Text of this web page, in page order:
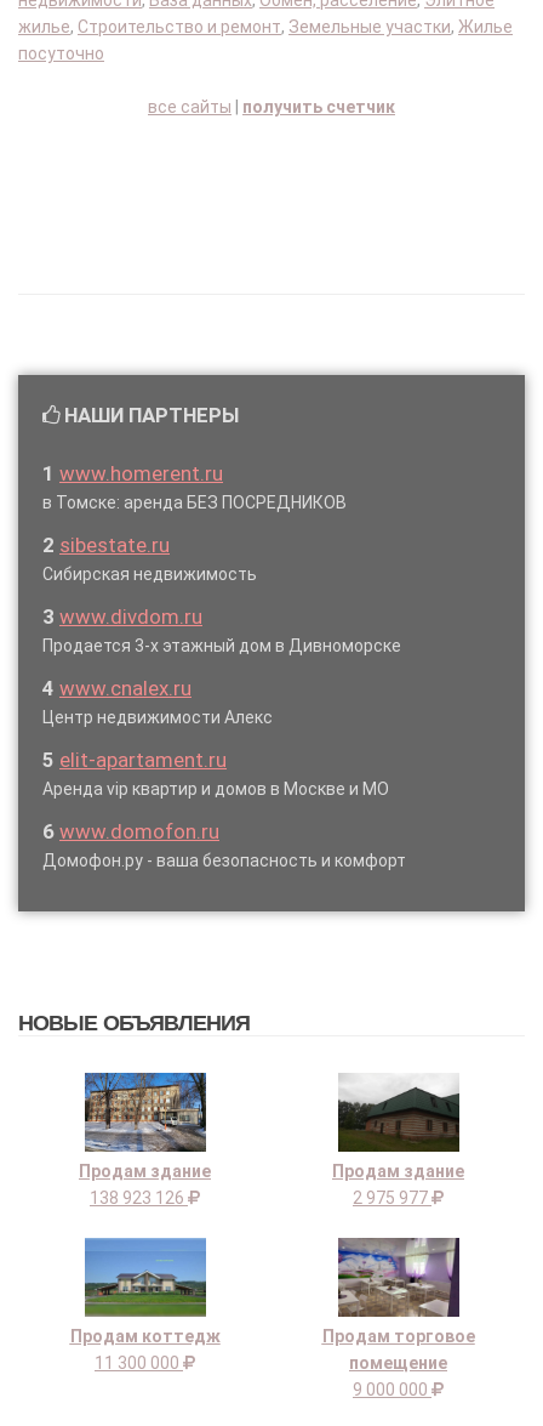
жилье, Строительство и ремонт, Земельные участки, Жилье
посуточно
все сайты получить счетчик
НАШИ ПАРТНЕРЫ
1 www.homerent.ru
в Томске: аренда БЕЗ ПОСРЕДНИКОВ
2 sibestate.ru
Сибирская недвижимость
3 www.divdom.ru
Продается 3-х этажный дом в Дивноморске
4 www.cnalex.ru
Центр недвижимости Алекс
5 elit-apartament.ru
Аренда vip квартир и домов в Москве и МО
6 www.domofon.ru
Домофон.ру - ваша безопасность и комфорт
НОВЫЕ ОБЪЯВЛЕНИЯ
Продам здание
138 923 126
Продам здание
2 975 977
Продам коттедж
11 300 000
Продам торговое
помещение
9 000 000